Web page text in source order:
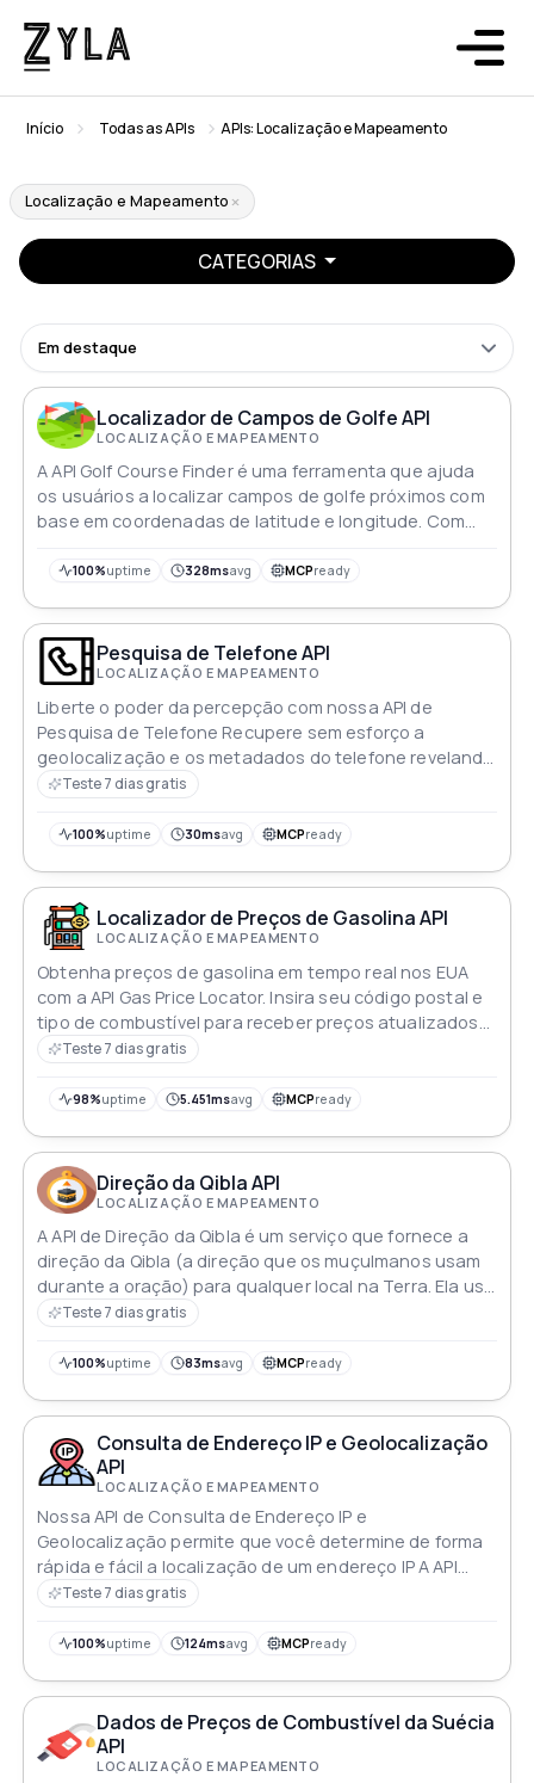
Início Todas as APIs APIs: Localização e Mapeamento
Localização e Mapeamento
CATEGORIAS
Em destaque
Localizador de Campos de Golfe API
LOCALIZAÇÃO E MAPEAMENTO
A API Golf Course Finder é uma ferramenta que ajuda
os usuários a localizar campos de golfe próximos com
base em coordenadas de latitude e longitude. Com
campos de golfe dentro de um raio de uma milha,
Google. Isso pode ser particularmente útil para
entusiastas do golfe ou empresas que desejam
oferecer serviços relacionados ao golfe para seus
clientes
100%uptime 328msavg MCPready
Pesquisa de Telefone API
LOCALIZAÇÃO E MAPEAMENTO
Liberte o poder da percepção com nossa API de
Pesquisa de Telefone Recupere sem esforço a
geolocalização e os metadados do telefone revelando
um mundo de informações ao seu alcance Desde as
suas aplicações com acesso contínuo à inteligência
a tomada de decisões
Teste 7 dias gratis
100%uptime 30msavg MCPready
Localizador de Preços de Gasolina API
LOCALIZAÇÃO E MAPEAMENTO
Obtenha preços de gasolina em tempo real nos EUA
com a API Gas Price Locator. Insira seu código postal e
tipo de combustível para receber preços atualizados
de postos de gasolina locais. Otimize sua busca pelas
fácil
Teste 7 dias gratis
98%uptime 5.451msavg MCPready
Direção da Qibla API
LOCALIZAÇÃO E MAPEAMENTO
A API de Direção da Qibla é um serviço que fornece a
direção da Qibla (a direção que os muçulmanos usam
durante a oração) para qualquer local na Terra. Ela usa
coordenadas de latitude e longitude para calcular a
para uso de muçulmanos em todo o mundo. Ajuda a
Teste 7 dias gratis
100%uptime 83msavg MCPready
Consulta de Endereço IP e Geolocalização
API
LOCALIZAÇÃO E MAPEAMENTO
Nossa API de Consulta de Endereço IP e
Geolocalização permite que você determine de forma
rápida e fácil a localização de um endereço IP A API
fornece informações de geolocalização precisas como
integrar com qualquer aplicativo
Teste 7 dias gratis
100%uptime 124msavg MCPready
Dados de Preços de Combustível da Suécia
API
LOCALIZAÇÃO E MAPEAMENTO